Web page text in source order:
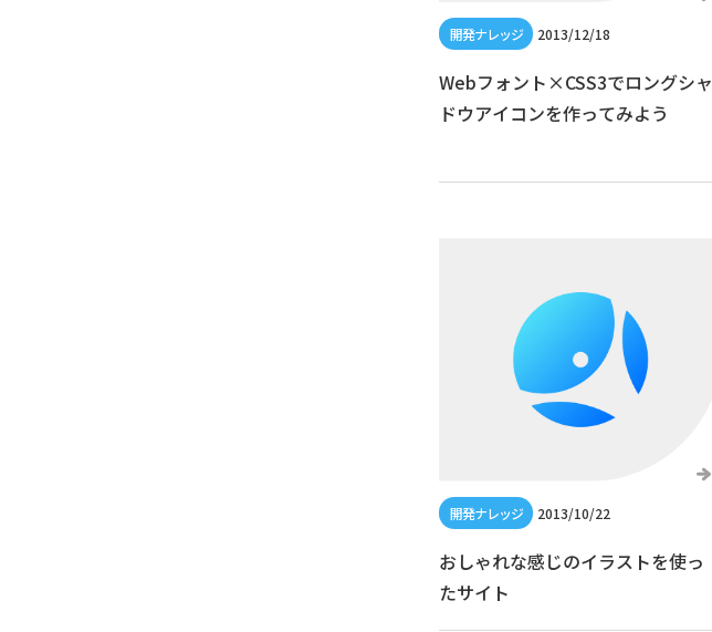
2013/12/18
Webフォント×CSS3でロングシャ
ドウアイコンを作ってみよう
2013/10/22
おしゃれな感じのイラストを使っ
たサイト